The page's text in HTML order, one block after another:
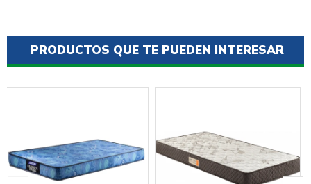
PRODUCTOS QUE TE PUEDEN INTERESAR